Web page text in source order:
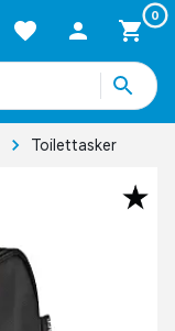
0
Toilettasker